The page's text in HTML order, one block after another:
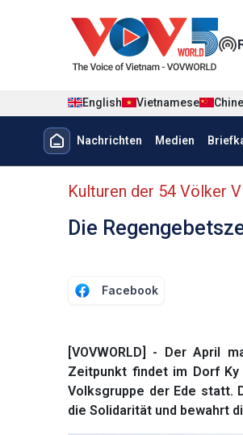
English Vietnamese
Menu trang chủ
Nachrichten Medien
menu phụ tiếng Đức
Kulturen der 54 Völker
Die
Facebook
[VOVWORLD] - Der April
Zeitpunkt findet im Dorf
Volksgruppe der Ede statt.
die Solidarität und bewahrt